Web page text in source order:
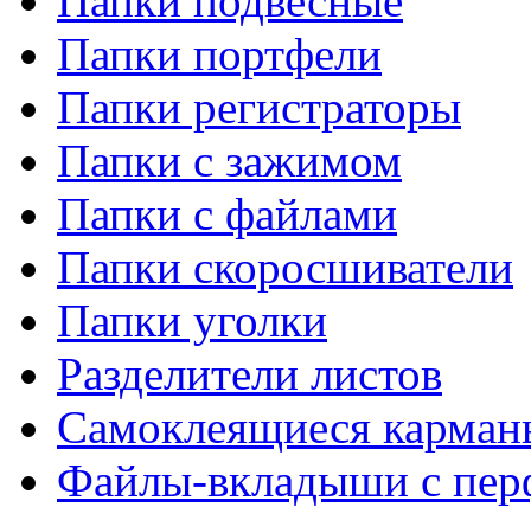
Папки портфели
Папки регистраторы
Папки с зажимом
Папки с файлами
Папки скоросшиватели
Папки уголки
Разделители листов
Самоклеящиеся
Файлы-вкладыши с